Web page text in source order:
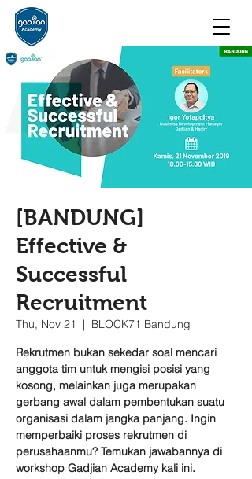
[BANDUNG]
Effective &
Successful
Recruitment
Thu, Nov 21
  |
BLOCK71 Bandung
Rekrutmen bukan sekedar soal mencari
anggota tim untuk mengisi posisi yang
kosong, melainkan juga merupakan
gerbang awal dalam pembentukan suatu
organisasi dalam jangka panjang. Ingin
memperbaiki proses rekrutmen di
perusahaanmu? Temukan jawabannya di
workshop Gadjian Academy kali ini.